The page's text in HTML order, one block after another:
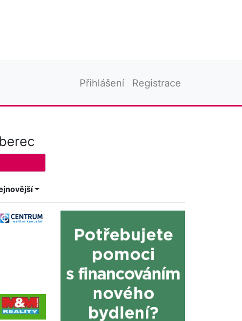
Přihlášení Registrace